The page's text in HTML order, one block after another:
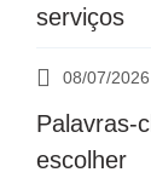
serviços
08/07/2026
Palavras-
escolher